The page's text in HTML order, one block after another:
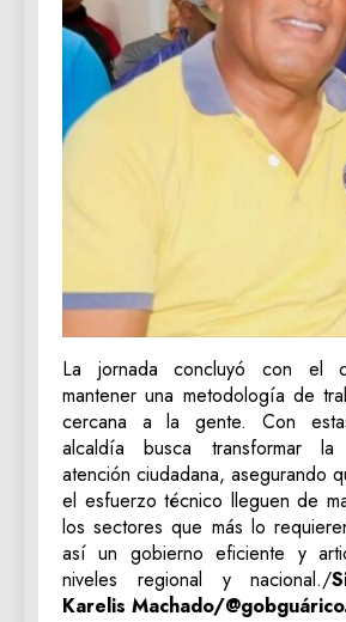
La jornada concluyó con el
mantener una metodología de
cercana a la gente. Con
alcaldía busca transformar
atención ciudadana, asegurando
el esfuerzo técnico lleguen de
los sectores que más lo
así un gobierno eficiente y
niveles regional y nacional./
Karelis Machado/